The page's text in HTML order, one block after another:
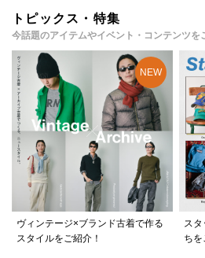
トピックス・特集
今話題のアイテムやイベント・コンテンツを
ヴィンテージ×ブランド古着で作る
スタイルをご紹介！
ス
ちを